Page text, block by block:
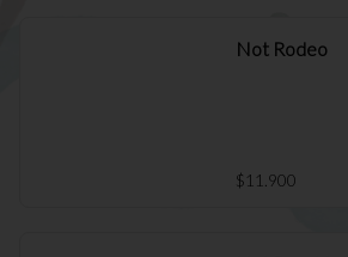
Not Rodeo
$11.900